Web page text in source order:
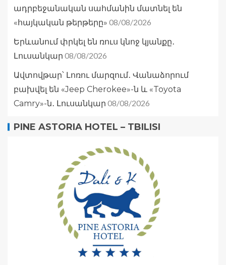
ադրբեջանական սահմանին մատնել են
«հայկական թերթերը» 08/08/2026
Երևանում փրկել են ռուս կնոջ կյանքը․
Լուսանկար 08/08/2026
Ավտովթար՝ Լոռու մարզում․ Վանաձորում
բախվել են «Jeep Cherokee»-ն և «Toyota
Camry»-ն․ Լուսանկար 08/08/2026
PINE ASTORIA HOTEL – TBILISI